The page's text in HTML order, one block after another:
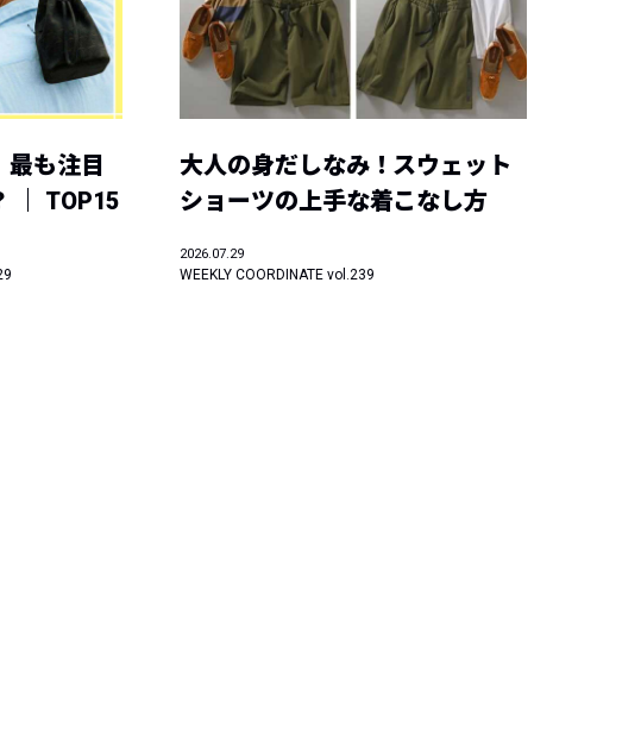
最も注目
｜ TOP15
大人の身だしなみ！スウェット
ショーツの上手な着こなし方
2026.07.29
WEEKLY COORDINATE vol.239